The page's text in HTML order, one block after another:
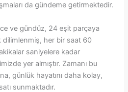
da gündeme getirmektedir.
ve gündüz, 24 eşit parçaya
her bir saat 60
saniyelere kadar
yer almıştır. Zamanı bu
günlük hayatını daha kolay,
sunmaktadır.